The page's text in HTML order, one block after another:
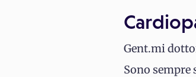
Gent.mi
Sono sempre